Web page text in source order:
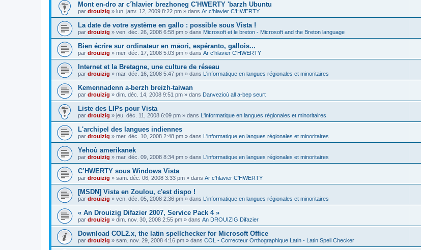
Mont en-dro ar c´hlavier brezhoneg C'HWERTY 'barzh Ubuntu
par drouizig » lun. janv. 12, 2009 8:22 pm » dans Ar c'hlavier C'HWERTY
La date de votre système en gallo : possible sous Vista !
par drouizig » ven. déc. 26, 2008 6:58 pm » dans Microsoft et le breton - Microsoft and the Breton language
Bien écrire sur ordinateur en māori, espéranto, gallois...
par drouizig » mer. déc. 17, 2008 5:03 pm » dans Ar c'hlavier C'HWERTY
Internet et la Bretagne, une culture de réseau
par drouizig » mar. déc. 16, 2008 5:47 pm » dans L'informatique en langues régionales et minoritaires
Kemennadenn a-berzh breizh-taiwan
par drouizig » dim. déc. 14, 2008 9:51 pm » dans Danvezioù all a-bep seurt
Liste des LIPs pour Vista
par drouizig » jeu. déc. 11, 2008 6:09 pm » dans L'informatique en langues régionales et minoritaires
L'archipel des langues indiennes
par drouizig » mer. déc. 10, 2008 2:48 pm » dans L'informatique en langues régionales et minoritaires
Yehoù amerikanek
par drouizig » mar. déc. 09, 2008 8:34 pm » dans L'informatique en langues régionales et minoritaires
C’HWERTY sous Windows Vista
par drouizig » sam. déc. 06, 2008 3:33 pm » dans Ar c'hlavier C'HWERTY
[MSDN] Vista en Zoulou, c'est dispo !
par drouizig » ven. déc. 05, 2008 2:36 pm » dans L'informatique en langues régionales et minoritaires
« An Drouizig Difazier 2007, Service Pack 4 »
par drouizig » dim. nov. 30, 2008 2:55 pm » dans An DROUIZIG Difazier
Download COL2.x, the latin spellchecker for Microsoft Office
par drouizig » sam. nov. 29, 2008 4:16 pm » dans COL - Correcteur Orthographique Latin - Latin Spell Checker